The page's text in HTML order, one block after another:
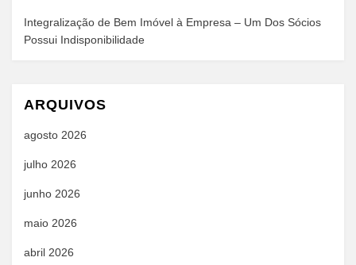
Integralização de Bem Imóvel à Empresa – Um Dos Sócios
Possui Indisponibilidade
ARQUIVOS
agosto 2026
julho 2026
junho 2026
maio 2026
abril 2026